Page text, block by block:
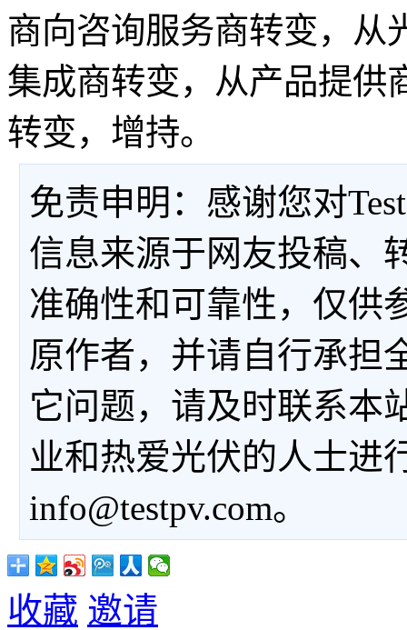
商向咨询服务商转变，从
集成商转变，从产品提供
转变，增持。
免责申明：感谢您对
信息来源于网友投稿、
准确性和可靠性，仅供
原作者，并请自行承担
它问题，请及时联系本
业和热爱光伏的人士进
info@testpv.com。
收藏 邀请